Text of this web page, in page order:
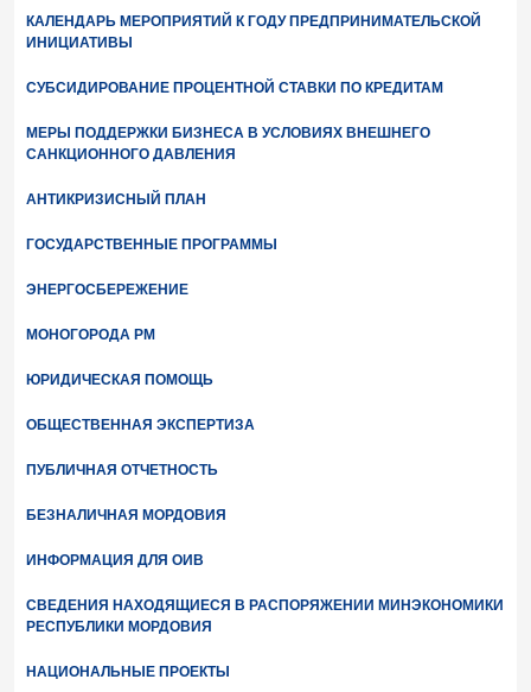
КАЛЕНДАРЬ МЕРОПРИЯТИЙ К ГОДУ ПРЕДПРИНИМАТЕЛЬСКОЙ
ИНИЦИАТИВЫ
СУБСИДИРОВАНИЕ ПРОЦЕНТНОЙ СТАВКИ ПО КРЕДИТАМ
МЕРЫ ПОДДЕРЖКИ БИЗНЕСА В УСЛОВИЯХ ВНЕШНЕГО
САНКЦИОННОГО ДАВЛЕНИЯ
АНТИКРИЗИСНЫЙ ПЛАН
ГОСУДАРСТВЕННЫЕ ПРОГРАММЫ
ЭНЕРГОСБЕРЕЖЕНИЕ
МОНОГОРОДА РМ
ЮРИДИЧЕСКАЯ ПОМОЩЬ
ОБЩЕСТВЕННАЯ ЭКСПЕРТИЗА
ПУБЛИЧНАЯ ОТЧЕТНОСТЬ
БЕЗНАЛИЧНАЯ МОРДОВИЯ
ИНФОРМАЦИЯ ДЛЯ ОИВ
СВЕДЕНИЯ НАХОДЯЩИЕСЯ В РАСПОРЯЖЕНИИ МИНЭКОНОМИКИ
РЕСПУБЛИКИ МОРДОВИЯ
НАЦИОНАЛЬНЫЕ ПРОЕКТЫ